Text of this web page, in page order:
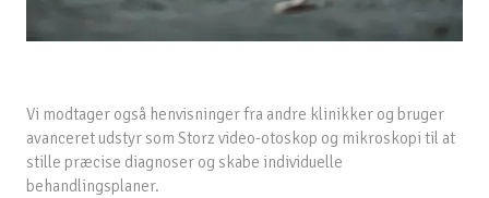
Vi modtager også henvisninger fra andre klinikker og bruger
avanceret udstyr som Storz video-otoskop og mikroskopi til at
stille præcise diagnoser og skabe individuelle
behandlingsplaner.